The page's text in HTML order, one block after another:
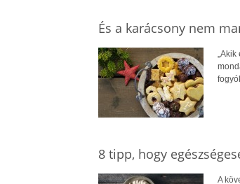
És a karácsony nem
„Akik
8 tipp, hogy
A